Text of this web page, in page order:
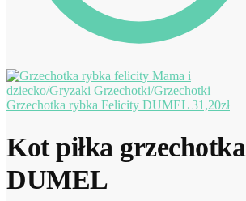
Grzechotka rybka Felicity DUMEL 31,20zł
Kot piłka grzechotka
DUMEL